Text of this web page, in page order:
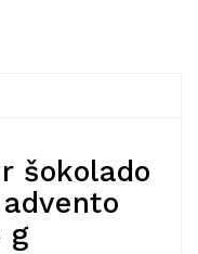
šokolado
g